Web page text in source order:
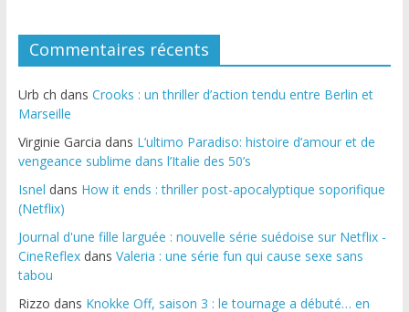
Commentaires récents
Urb ch dans Crooks : un thriller d’action tendu entre Berlin et
Marseille
Virginie Garcia dans L’ultimo Paradiso: histoire d’amour et de
vengeance sublime dans l’Italie des 50’s
Isnel dans How it ends : thriller post-apocalyptique soporifique
(Netflix)
Journal d'une fille larguée : nouvelle série suédoise sur Netflix -
CineReflexdans Valeria : une série fun qui cause sexe sans
tabou
Rizzo dans Knokke Off, saison 3 : le tournage a débuté… en